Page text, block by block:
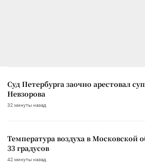
Суд Петербурга заочно арестовал
Невзорова
32 минуты назад
Температура воздуха в Московской
33 градусов
42 минуты назад